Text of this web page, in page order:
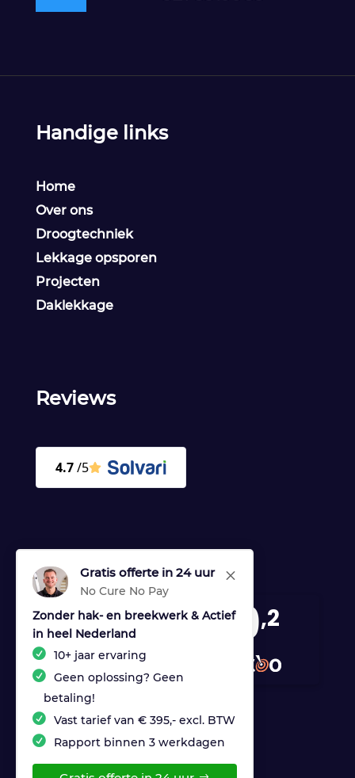
M
Gratis offerte in 24 uur
No Cure No Pay
Zonder hak- en breekwerk & Actief
in heel Nederland
10+ jaar ervaring
Geen oplossing? Geen
betaling!
Vast tarief van € 395,- excl. BTW
Rapport binnen 3 werkdagen
Handige links
Home
Over ons
Droogtechniek
Lekkage opsporen
Projecten
Daklekkage
Reviews
9,2
provided by